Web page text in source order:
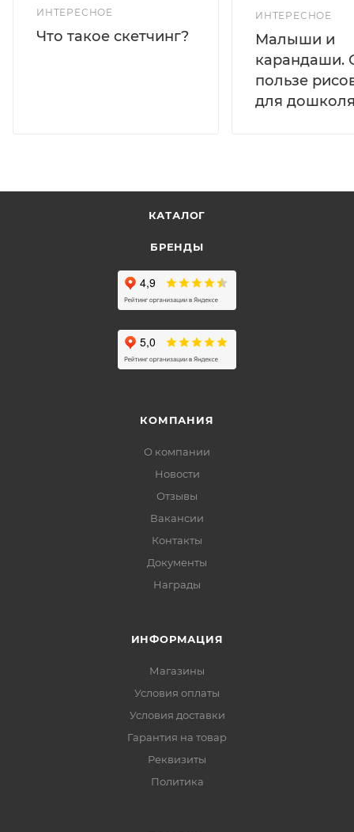
ИНТЕРЕСНОЕ
Что такое скетчинг?
ИНТЕРЕСНОЕ
Малыши и
карандаши.
пользе
для
КАТАЛОГ
БРЕНДЫ
КОМПАНИЯ
О компании
Новости
Отзывы
Вакансии
Контакты
Документы
Награды
ИНФОРМАЦИЯ
Магазины
Условия оплаты
Условия доставки
Гарантия на товар
Реквизиты
Политика